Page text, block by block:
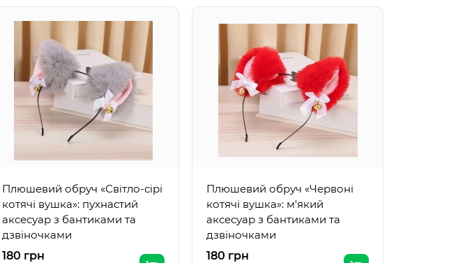
Плюшевий обруч «Світло-сірі
котячі вушка»: пухнастий
аксесуар з бантиками та
дзвіночками
180 грн
Плюшевий обруч «Червоні
котячі вушка»: м'який
аксесуар з бантиками та
дзвіночками
180 грн